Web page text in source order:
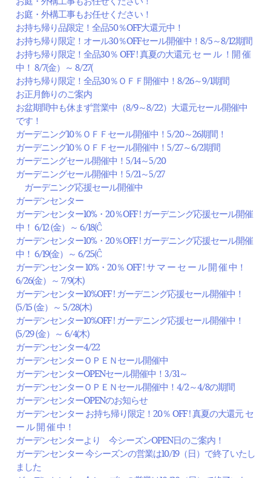
お庭・外構工事もお任せください！
お持ち帰り品限定！全品50％OFF大還元中！
お持ち帰り限定！オール30％OFFセール開催中！8/5～8/12期間
お持ち帰り限定！全品30％ OFF ! 真夏の大還元 セ ー ル ！開 催
中！ 8/7(金）～ 8/27(
お持ち帰り限定！全品30％ＯＦＦ開催中！8/26～9/1期間
お正月飾りのご案内
お盆期間中も休まず営業中（8/9～8/22）大還元セール開催中
です！
ガーデニング10％ＯＦＦセール開催中！5/20～26期間！
ガーデニング10％ＯＦＦセール開催中！5/27～6/2期間
ガーデニングセール開催中！5/14～5/20
ガーデニングセール開催中！5/21～5/27
ガーデニング応援セール開催中
ガーデンセンター
ガーデンセンター10%・20％OFF ! ガーデニング応援セール開催
中！ 6/12 (金）～ 6/18(Ĉ
ガーデンセンター10%・20％OFF ! ガーデニング応援セール開催
中！ 6/19(金）～ 6/25(Ĉ
ガーデンセンター 10%・20％ OFF ! サ マ ー セ ー ル 開 催 中！
6/26(金）～ 7/9(木)
ガーデンセンター10%OFF ! ガーデニング応援セール開催中！
(5/15 (金）～ 5/28(木)
ガーデンセンター10%OFF ! ガーデニング応援セール開催中！
(5/29 (金）～ 6/4(木)
ガーデンセンター4/22
ガーデンセンターＯＰＥＮセール開催中
ガーデンセンターOPENセール開催中！3/31～
ガーデンセンターＯＰＥＮセール開催中！4/2～4/8の期間
ガーデンセンターOPENのお知らせ
ガーデンセンター お持ち帰り限定！20％ OFF ! 真夏の大還元 セ
ー ル 開 催 中！
ガーデンセンターより 今シーズンOPEN日のご案内！
ガーデンセンター 今シーズンの営業は10/19（日）で終了いたし
ました